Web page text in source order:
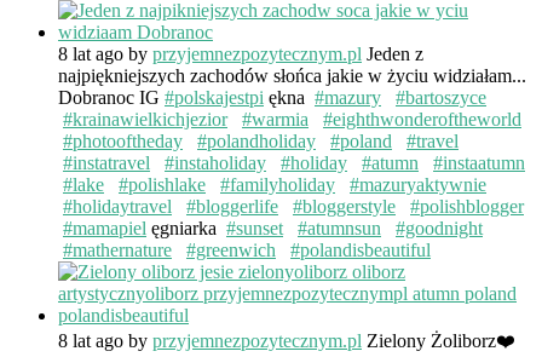
8 lat ago by przyjemnezpozytecznym.pl Jeden z
najpiękniejszych zachodów słońca jakie w życiu widziałam...
Dobranoc IG #polskajestpi ękna #mazury
#bartoszyce
#krainawielkichjezior
#warmia
#eighthwonderoftheworld
#photooftheday
#polandholiday #poland
#travel
#instatravel
#instaholiday #holiday #atumn
#instaatumn
#lake
#polishlake #familyholiday
#mazuryaktywnie
#holidaytravel
#bloggerlife #bloggerstyle
#polishblogger
#mamapiel ęgniarka #sunset #atumnsun
#goodnight
#mathernature
#greenwich #polandisbeautiful
8 lat ago by przyjemnezpozytecznym.pl Zielony Żoliborz❤️